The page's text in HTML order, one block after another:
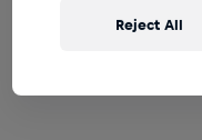
Reject All